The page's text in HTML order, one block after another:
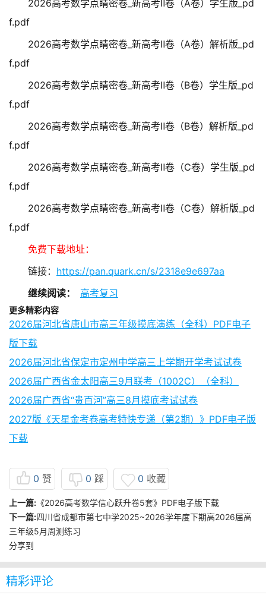
2026高考数学点睛密卷_新高考Ⅱ卷（A卷）学生版_pd
f.pdf
2026高考数学点睛密卷_新高考Ⅱ卷（A卷）解析版_pd
f.pdf
2026高考数学点睛密卷_新高考Ⅱ卷（B卷）学生版_pd
f.pdf
2026高考数学点睛密卷_新高考Ⅱ卷（B卷）解析版_pd
f.pdf
2026高考数学点睛密卷_新高考Ⅱ卷（C卷）学生版_pd
f.pdf
2026高考数学点睛密卷_新高考Ⅱ卷（C卷）解析版_pd
f.pdf
免费下载地址：
链接： https://pan.quark.cn/s/2318e9e697aa
继续阅读：
高考复习
更多精彩内容
2026届河北省唐山市高三年级摸底演练（全科）PDF电子
版下载
2026届河北省保定市定州中学高三上学期开学考试试卷
2026届广西省金太阳高三9月联考（1002C）（全科）
2026届广西省“贵百河”高三8月摸底考试试卷
2027版《天星金考卷高考特快专递（第2期）》PDF电子版
下载
0 赞 0 踩 0 收藏
上一篇: 《2026高考数学信心跃升卷5套》PDF电子版下载
下一篇:四川省成都市第七中学2025~2026学年度下期高2026届高
三年级5月周测练习
分享到
精彩评论